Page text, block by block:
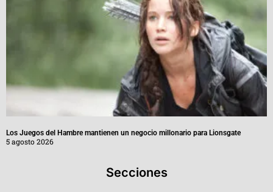
Los Juegos del Hambre mantienen un negocio millonario para Lionsgate
5 agosto 2026
Secciones